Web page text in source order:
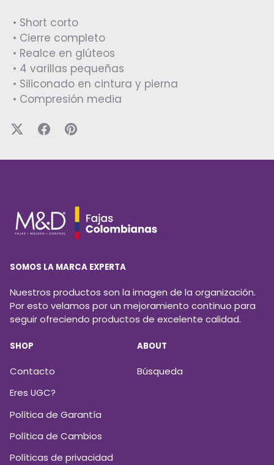
• Short corto
• Cierre completo
• Realce en glúteos
• 4 varillas pequeñas
• Siliconado en cintura y pierna
• Compresión media
SOMOS LA MARCA EXPERTA
Nuestros productos son la imagen de la organización.
Por esto velamos por un mejoramiento continuo para
seguir ofreciendo productos de excelente calidad.
SHOP
Contacto
Eres UGC?
Política de Garantía
Política de Cambios
Políticas de privacidad
ABOUT
Búsqueda